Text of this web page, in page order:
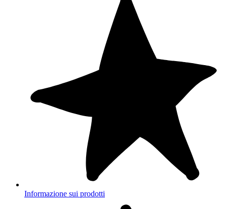
Informazione sui prodotti